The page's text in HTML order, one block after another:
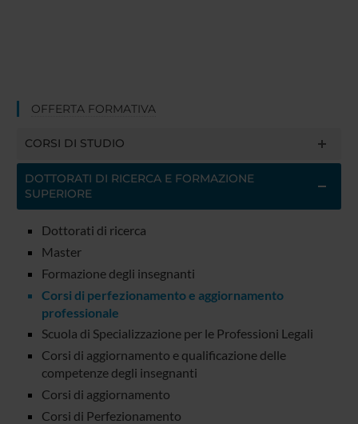
OFFERTA FORMATIVA
CORSI DI STUDIO
DOTTORATI DI RICERCA E FORMAZIONE
SUPERIORE
Dottorati di ricerca
Master
Formazione degli insegnanti
Corsi di perfezionamento e aggiornamento
professionale
Scuola di Specializzazione per le Professioni Legali
Corsi di aggiornamento e qualificazione delle
competenze degli insegnanti
Corsi di aggiornamento
Corsi di Perfezionamento